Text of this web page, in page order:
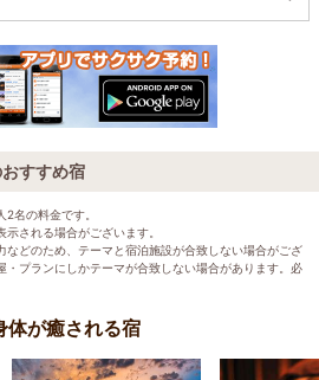
すすめ宿
名の料金です。
される場合がございます。
どのため、テーマと宿泊施設が合致しない場合がござ
・プランにしかテーマが合致しない場合があります。必
体が癒される宿